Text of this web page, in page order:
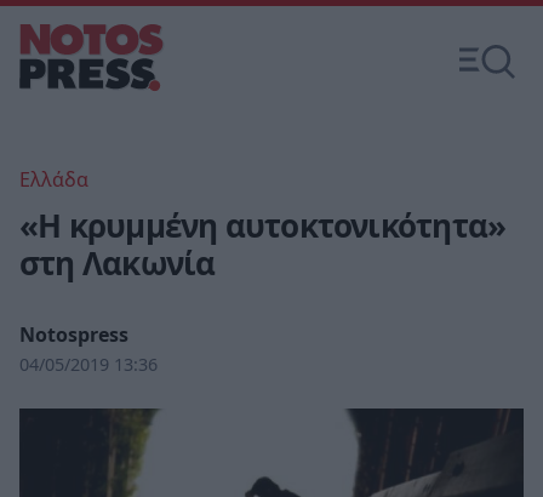
Ελλάδα
«Η κρυμμένη αυτοκτονικότητα»
στη Λακωνία
Notospress
04/05/2019 13:36